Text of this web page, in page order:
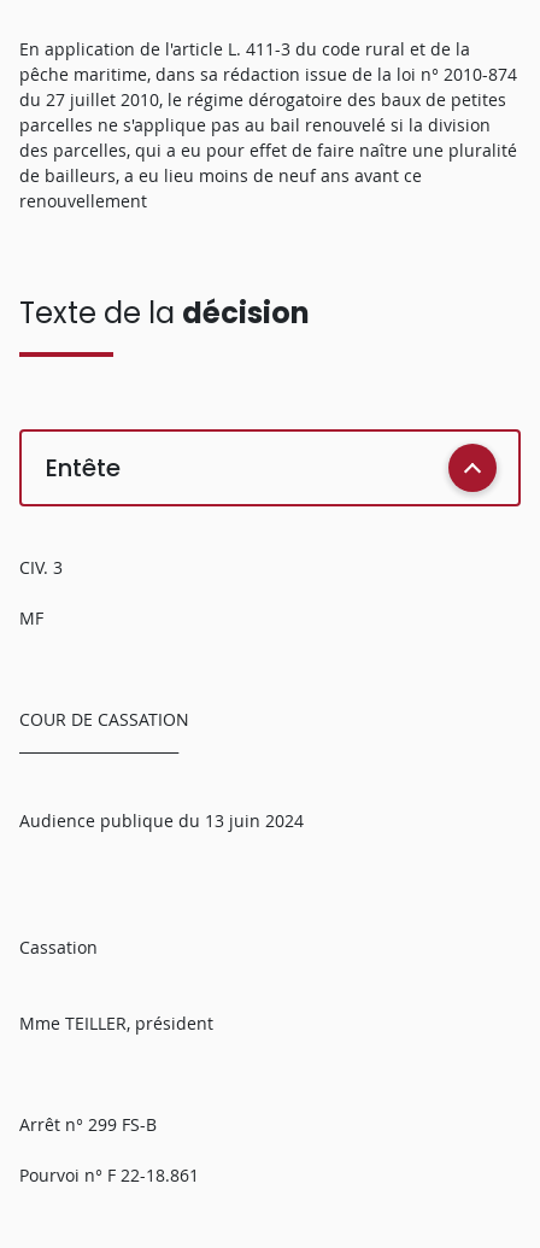
En application de l'article L. 411-3 du code rural et de la
pêche maritime, dans sa rédaction issue de la loi n° 2010-874
du 27 juillet 2010, le régime dérogatoire des baux de petites
parcelles ne s'applique pas au bail renouvelé si la division
des parcelles, qui a eu pour effet de faire naître une pluralité
de bailleurs, a eu lieu moins de neuf ans avant ce
renouvellement
Texte de la décision
Entête
CIV. 3
MF
COUR DE CASSATION
Audience publique du 13 juin 2024
Cassation
Mme TEILLER, président
Arrêt n° 299 FS-B
Pourvoi n° F 22-18.861